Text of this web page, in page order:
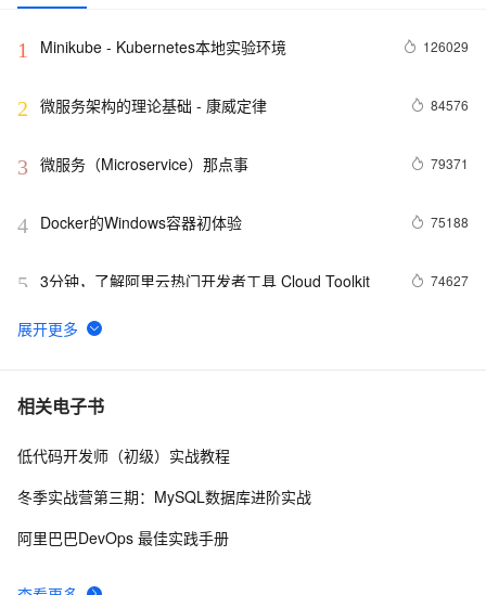
1 Minikube - Kubernetes本地实验环境 126029
2 微服务架构的理论基础 - 康威定律 84576
3 微服务（Microservice）那点事 79371
4 Docker的Windows容器初体验 75188
5 3分钟，了解阿里云热门开发者工具 Cloud Toolkit 74627
6 Docker学习路线图 (持续更新中)
7 利用Zipkin对Spring Cloud应用进行服务追踪分析
8 基于Docker容器的，Jenkins、GitLab构建持续集成
相关电子书
低代码开发师（初级）实战教程
冬季实战营第三期：MySQL数据库进阶实战
阿里巴巴DevOps 最佳实践手册